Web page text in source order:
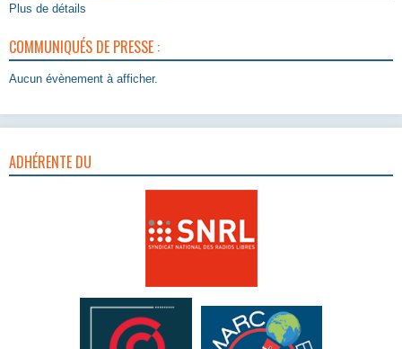
Plus de détails
COMMUNIQUÉS DE PRESSE :
Aucun évènement à afficher.
ADHÉRENTE DU